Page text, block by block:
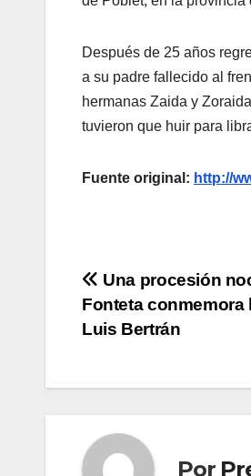
Después de 25 años
a su padre fallecido al
hermanas Zaida y
tuvieron que huir para
Fuente original: http://
Navegación
de
Una procesión
Fonteta conmemora
Luis Bertrán
Por